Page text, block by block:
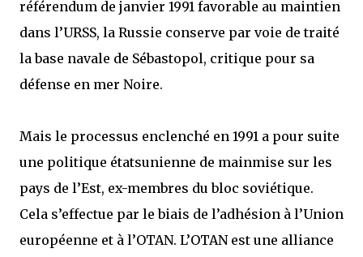
référendum de janvier 1991 favorable au maintien
dans l’URSS, la Russie conserve par voie de traité
la base navale de Sébastopol, critique pour sa
défense en mer Noire.
Mais le processus enclenché en 1991 a pour suite
une politique étatsunienne de mainmise sur les
pays de l’Est, ex-membres du bloc soviétique.
Cela s’effectue par le biais de l’adhésion à l’Union
européenne et à l’OTAN. L’OTAN est une alliance